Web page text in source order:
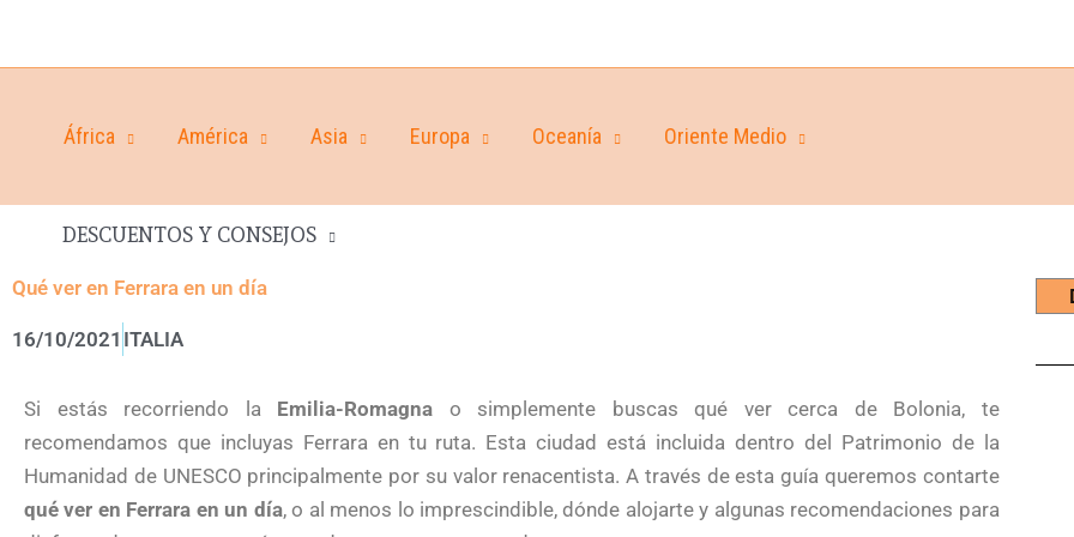
África América Asia Europa Oceanía Oriente Medio
DESCUENTOS Y CONSEJOS
Qué ver en Ferrara en un día
16/10/2021 ITALIA
Si estás recorriendo la Emilia-Romagna o simplemente buscas qué ver cerca de Bolonia, te
recomendamos que incluyas Ferrara en tu ruta. Esta ciudad está incluida dentro del Patrimonio de la
Humanidad de UNESCO principalmente por su valor renacentista. A través de esta guía queremos contarte
qué ver en Ferrara en un día, o al menos lo imprescindible, dónde alojarte y algunas recomendaciones para